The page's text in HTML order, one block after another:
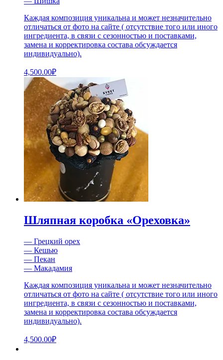
Каждая композиция уникальна и может незначительно
отличаться от фото на сайте ( отсутствие того или иного
ингредиента, в связи с сезонностью и поставками,
замена и корректировка состава обсуждается
индивидуально).
4,500.00₽
Шляпная коробка «Ореховка»
— Грецкий орех
— Кешью
— Пекан
— Макадамия
Каждая композиция уникальна и может незначительно
отличаться от фото на сайте ( отсутствие того или иного
ингредиента, в связи с сезонностью и поставками,
замена и корректировка состава обсуждается
индивидуально).
4,500.00₽